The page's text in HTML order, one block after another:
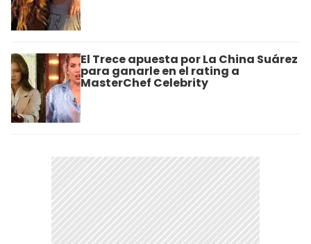
El Trece apuesta por La China Suárez
para ganarle en el rating a
MasterChef Celebrity